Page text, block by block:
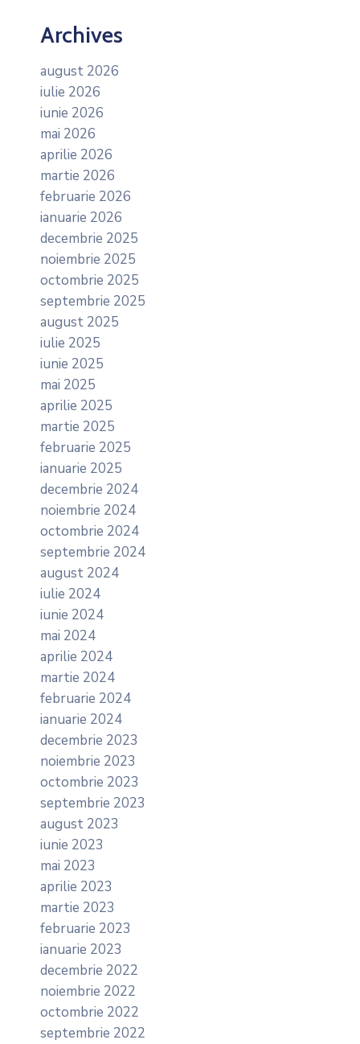
Archives
august 2026
iulie 2026
iunie 2026
mai 2026
aprilie 2026
martie 2026
februarie 2026
ianuarie 2026
decembrie 2025
noiembrie 2025
octombrie 2025
septembrie 2025
august 2025
iulie 2025
iunie 2025
mai 2025
aprilie 2025
martie 2025
februarie 2025
ianuarie 2025
decembrie 2024
noiembrie 2024
octombrie 2024
septembrie 2024
august 2024
iulie 2024
iunie 2024
mai 2024
aprilie 2024
martie 2024
februarie 2024
ianuarie 2024
decembrie 2023
noiembrie 2023
octombrie 2023
septembrie 2023
august 2023
iunie 2023
mai 2023
aprilie 2023
martie 2023
februarie 2023
ianuarie 2023
decembrie 2022
noiembrie 2022
octombrie 2022
septembrie 2022